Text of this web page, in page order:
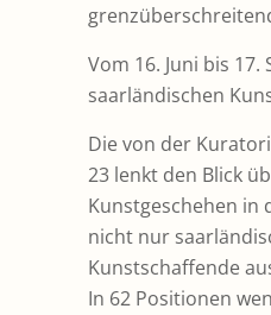
Vom 16. Juni bis
saarländischen
Die von der
23 lenkt den Blick
Kunstgeschehen
nicht nur
Kunstschaffende
In 62 Positionen